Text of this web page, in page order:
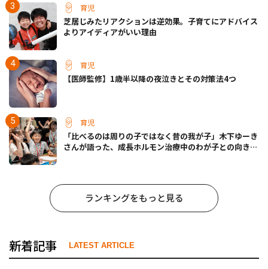
育児
芝居じみたリアクションは逆効果。子育てにアドバイス
よりアイディアがいい理由
育児
【医師監修】1歳半以降の夜泣きとその対策法4つ
育児
「比べるのは周りの子ではなく昔の我が子」木下ゆーき
さんが語った、成長ホルモン治療中のわが子との向き合
ランキングをもっと見る
新着記事 LATEST ARTICLE